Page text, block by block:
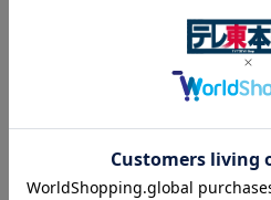
テレ東パスの会員登録から、登録す